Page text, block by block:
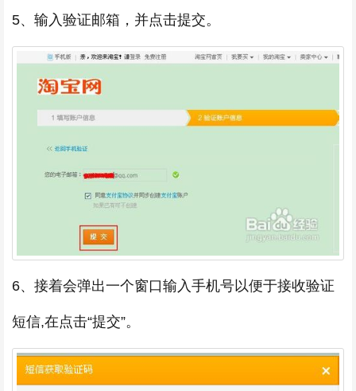
5、输入验证邮箱，并点击提交。
6、接着会弹出一个窗口输入手机号以便于接收验证
短信,在点击“提交”。